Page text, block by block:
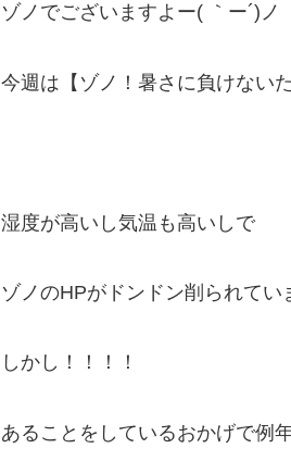
ゾノでございますよー( ｀ー´)ノ
今週は【ゾノ！暑さに負けな
湿度が高いし気温も高いしで
ゾノのHPがドンドン削られてい
しかし！！！！
あることをしているおかげで例